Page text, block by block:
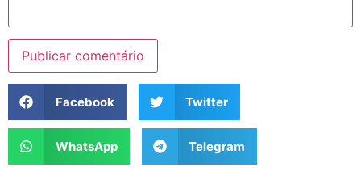
Facebook Twitter
WhatsApp Telegram